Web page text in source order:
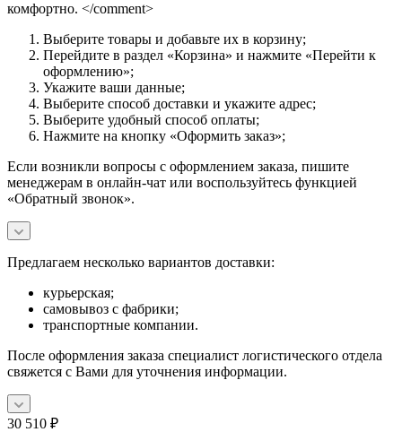
комфортно. </comment>
Выберите товары и добавьте их в корзину;
Перейдите в раздел «Корзина» и нажмите «Перейти к
оформлению»;
Укажите ваши данные;
Выберите способ доставки и укажите адрес;
Выберите удобный способ оплаты;
Нажмите на кнопку «Оформить заказ»;
Если возникли вопросы с оформлением заказа, пишите
менеджерам в онлайн-чат или воспользуйтесь функцией
«Обратный звонок».
Предлагаем несколько вариантов доставки:
курьерская;
самовывоз с фабрики;
транспортные компании.
После оформления заказа специалист логистического отдела
свяжется с Вами для уточнения информации.
30 510 ₽